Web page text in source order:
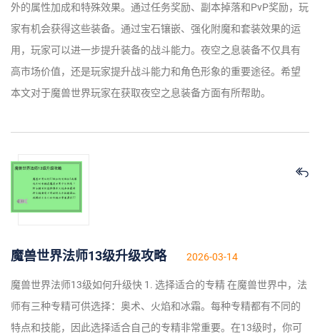
外的属性加成和特殊效果。通过任务奖励、副本掉落和PvP奖励，玩
家有机会获得这些装备。通过宝石镶嵌、强化附魔和套装效果的运
用，玩家可以进一步提升装备的战斗能力。夜空之息装备不仅具有
高市场价值，还是玩家提升战斗能力和角色形象的重要途径。希望
本文对于魔兽世界玩家在获取夜空之息装备方面有所帮助。
魔兽世界法师13级升级攻略 2026-03-14
魔兽世界法师13级如何升级快 1. 选择适合的专精 在魔兽世界中，法
师有三种专精可供选择：奥术、火焰和冰霜。每种专精都有不同的
特点和技能，因此选择适合自己的专精非常重要。在13级时，你可